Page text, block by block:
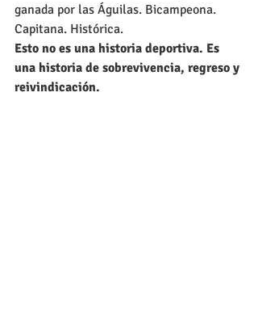
ganada por las Águilas. Bicampeona.
Capitana. Histórica.
Esto no es una historia deportiva. Es
una historia de sobrevivencia, regreso y
reivindicación.